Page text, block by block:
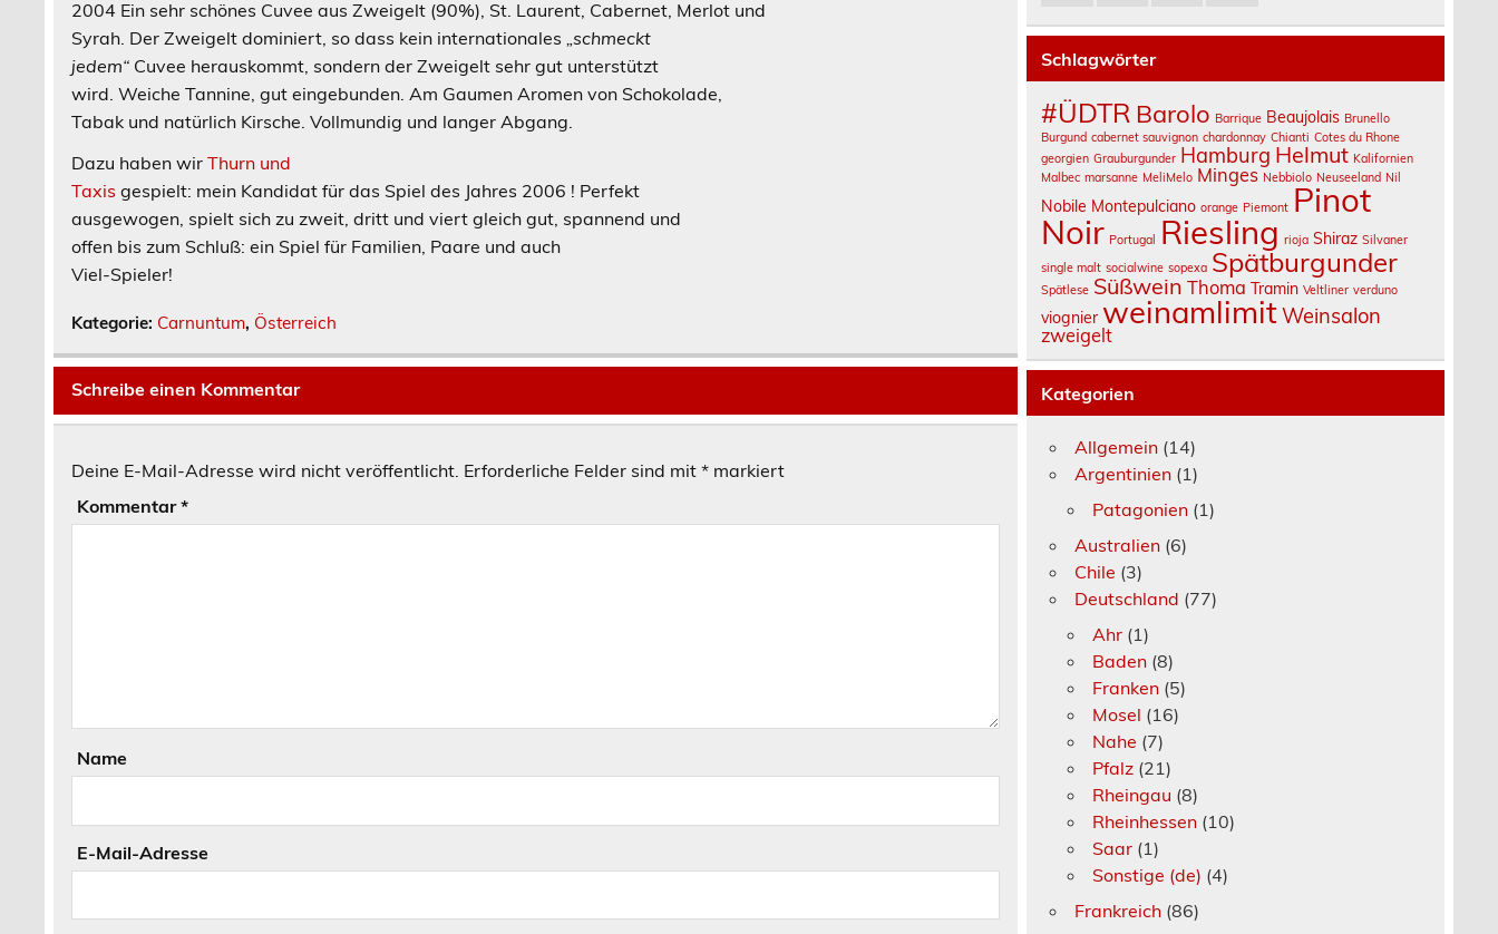
2004 Ein sehr schönes Cuvee aus Zweigelt (90%), St. Laurent, Cabernet, Merlot und
Syrah. Der Zweigelt dominiert, so dass kein internationales „schmeckt
jedem“ Cuvee herauskommt, sondern der Zweigelt sehr gut unterstützt
wird. Weiche Tannine, gut eingebunden. Am Gaumen Aromen von Schokolade,
Tabak und natürlich Kirsche. Vollmundig und langer Abgang.
Dazu haben wirThurn und
Taxis gespielt: mein Kandidat für das Spiel des Jahres 2006 ! Perfekt
ausgewogen, spielt sich zu zweit, dritt und viert gleich gut, spannend und
offen bis zum Schluß: ein Spiel für Familien, Paare und auch
Viel-Spieler!
Kategorie: Carnuntum, Österreich
Schreibe einen Kommentar
Deine E-Mail-Adresse wird nicht veröffentlicht. Erforderliche Felder sind mit* markiert
Kommentar*
Name
E-Mail-Adresse
Schlagwörter
#ÜDTR Barolo Barrique Beaujolais Brunello
Burgund cabernet sauvignon chardonnay Chianti Cotes du Rhone
georgien Grauburgunder Hamburg Helmut Kalifornien
Malbec marsanne MeliMelo Minges Nebbiolo Neuseeland Nil
Nobile Montepulciano orange Piemont Pinot
Noir Portugal Riesling rioja Shiraz Silvaner
single malt socialwine sopexa Spätburgunder
Spätlese Süßwein Thoma Tramin Veltliner verduno
viognier weinamlimit Weinsalon
zweigelt
Kategorien
Allgemein (14)
Argentinien (1)
Patagonien (1)
Australien (6)
Chile (3)
Deutschland (77)
Ahr (1)
Baden (8)
Franken (5)
Mosel (16)
Nahe (7)
Pfalz (21)
Rheingau (8)
Rheinhessen (10)
Saar (1)
Sonstige (de) (4)
Frankreich (86)